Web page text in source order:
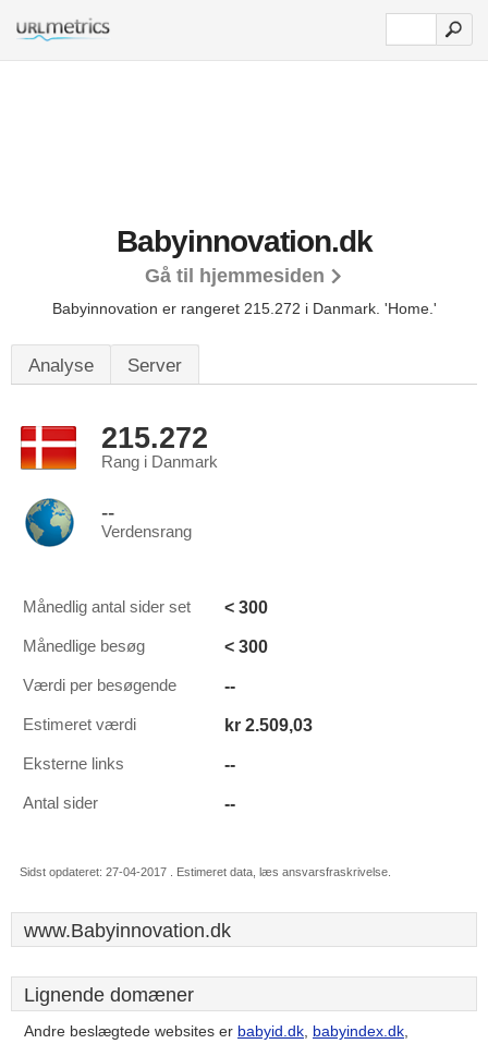
Babyinnovation.dk
Gå til hjemmesiden
Babyinnovation er rangeret 215.272 i Danmark. 'Home.'
Analyse Server
215.272
Rang i Danmark
--
Verdensrang
Månedlig antal sider set < 300
Månedlige besøg < 300
Værdi per besøgende --
Estimeret værdi kr 2.509,03
Eksterne links --
Antal sider --
Sidst opdateret: 27-04-2017 . Estimeret data, læs ansvarsfraskrivelse.
www.Babyinnovation.dk
Lignende domæner
Andre beslægtede websites er babyid.dk, babyindex.dk,